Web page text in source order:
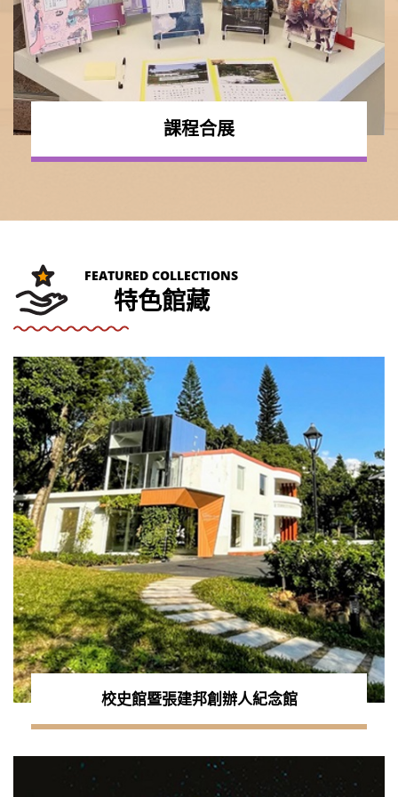
課程合展
FEATURED COLLECTIONS
特色館藏
校史館暨張建邦創辦人紀念館